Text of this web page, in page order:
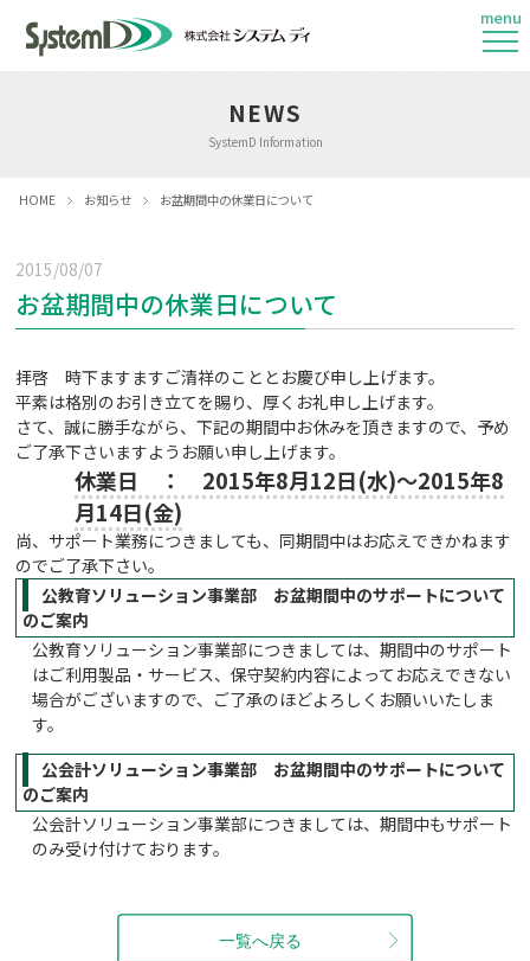
menu
NEWS
SystemD Information
HOME お知らせ お盆期間中の休業日について
2015/08/07
お盆期間中の休業日について
拝啓 時下ますますご清祥のこととお慶び申し上げます。
平素は格別のお引き立てを賜り、厚くお礼申し上げます。
さて、誠に勝手ながら、下記の期間中お休みを頂きますので、予め
ご了承下さいますようお願い申し上げます。
休業日 ： 2015年8月12日(水)～2015年8
月14日(金)
尚、サポート業務につきましても、同期間中はお応えできかねます
のでご了承下さい。
公教育ソリューション事業部 お盆期間中のサポートについて
のご案内
公教育ソリューション事業部につきましては、期間中のサポート
はご利用製品・サービス、保守契約内容によってお応えできない
場合がございますので、ご了承のほどよろしくお願いいたしま
す。
公会計ソリューション事業部 お盆期間中のサポートについて
のご案内
公会計ソリューション事業部につきましては、期間中もサポート
のみ受け付けております。